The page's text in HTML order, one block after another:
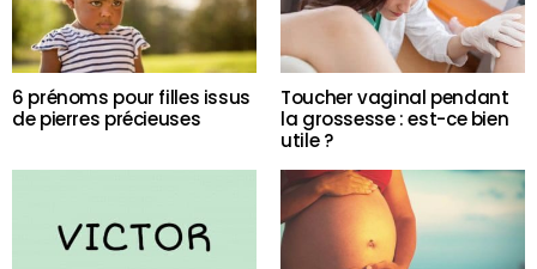
6 prénoms pour filles issus
de pierres précieuses
Toucher vaginal pendant
la grossesse : est-ce bien
utile ?